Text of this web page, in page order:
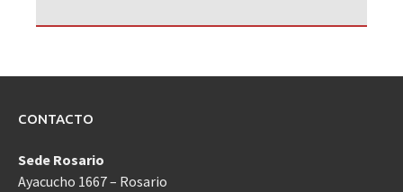
CONTACTO
Sede Rosario
Ayacucho 1667 – Rosario